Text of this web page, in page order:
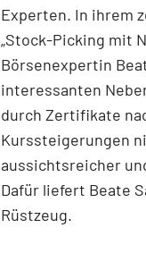
Experten. In ihrem
„Stock-Picking mit
Börsenexpertin
interessanten
durch Zertifikate
Kurssteiger­ungen
aussichtsreicher
Dafür liefert Beate
Rüstzeug.